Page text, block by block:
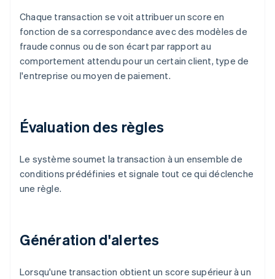
Chaque transaction se voit attribuer un score en
fonction de sa correspondance avec des modèles de
fraude connus ou de son écart par rapport au
comportement attendu pour un certain client, type de
l'entreprise ou moyen de paiement.
Évaluation des règles
Le système soumet la transaction à un ensemble de
conditions prédéfinies et signale tout ce qui déclenche
une règle.
Génération d'alertes
Lorsqu'une transaction obtient un score supérieur à un